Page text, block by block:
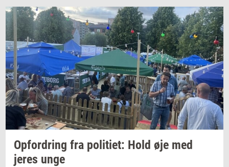
Op­for­dring fra po­li­ti­et: Hold øje med
jeres unge